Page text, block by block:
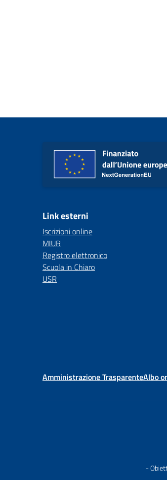
Link esterni
Iscrizioni online
MIUR
Registro elettronico
Scuola in Chiaro
USR
Amministrazione TrasparenteAlbo
-